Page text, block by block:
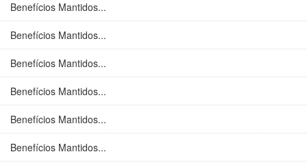
Benefícios Mantidos...
Benefícios Mantidos...
Benefícios Mantidos...
Benefícios Mantidos...
Benefícios Mantidos...
Benefícios Mantidos...